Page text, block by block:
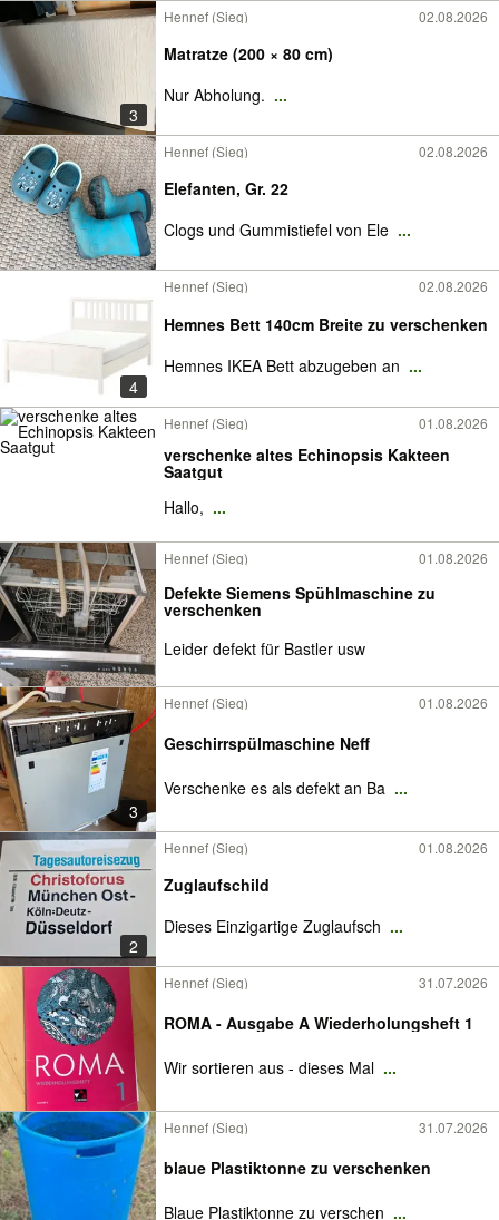
3
Hennef (Sieg) 02.08.2026
Matratze (200 × 80 cm)
Nur Abholung. ...
Hennef (Sieg) 02.08.2026
Elefanten, Gr. 22
Clogs und Gummistiefel von Ele ...
4
Hennef (Sieg) 02.08.2026
Hemnes Bett 140cm Breite zu verschenken
Hemnes IKEA Bett abzugeben an ...
Hennef (Sieg) 01.08.2026
verschenke altes Echinopsis Kakteen
Saatgut
Hallo, ...
Hennef (Sieg) 01.08.2026
Defekte Siemens Spühlmaschine zu
verschenken
Leider defekt für Bastler usw
3
Hennef (Sieg) 01.08.2026
Geschirrspülmaschine Neff
Verschenke es als defekt an Ba ...
2
Hennef (Sieg) 01.08.2026
Zuglaufschild
Dieses Einzigartige Zuglaufsch ...
Hennef (Sieg) 31.07.2026
ROMA - Ausgabe A Wiederholungsheft 1
Wir sortieren aus - dieses Mal ...
Hennef (Sieg) 31.07.2026
blaue Plastiktonne zu verschenken
Blaue Plastiktonne zu verschen ...